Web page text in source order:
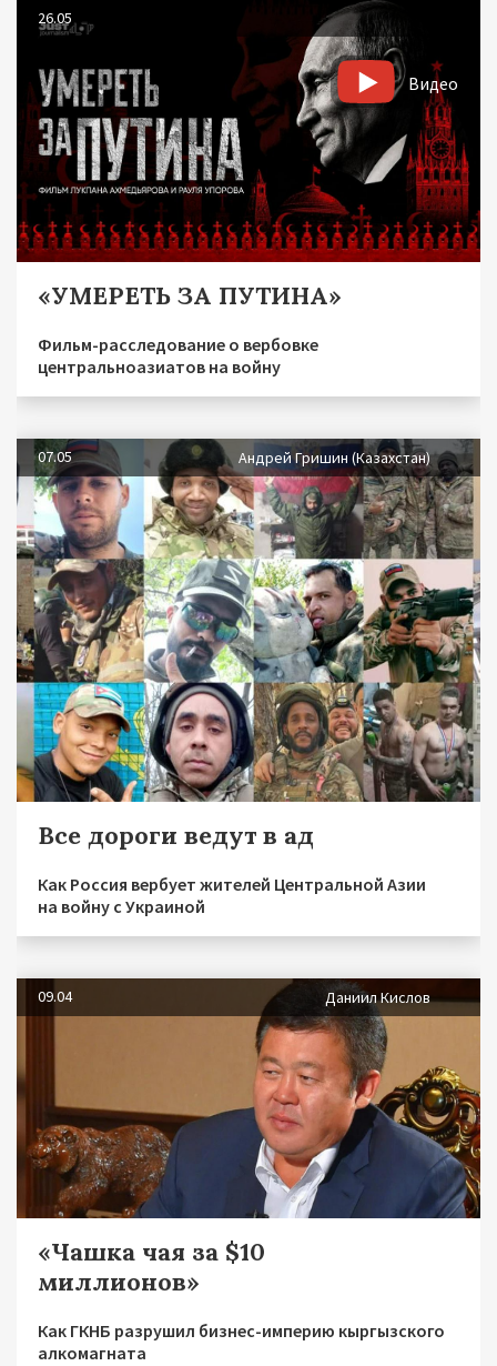
26.05
Видео
«УМЕРЕТЬ ЗА ПУТИНА»
Фильм-расследование о вербовке
центральноазиатов на войну
07.05 Андрей Гришин (Казахстан)
Все дороги ведут в ад
Как Россия вербует жителей Центральной Азии
на войну с Украиной
09.04 Даниил Кислов
«Чашка чая за $10
миллионов»
Как ГКНБ разрушил бизнес-империю кыргызского
алкомагната